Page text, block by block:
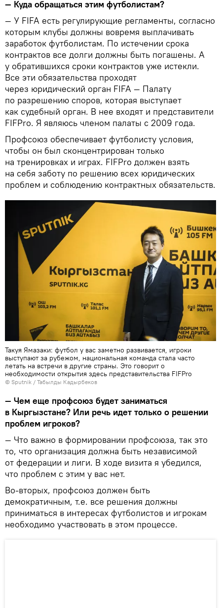
— Куда обращаться этим футболистам?
— У FIFA есть регулирующие регламенты, согласно
которым клубы должны вовремя выплачивать
заработок футболистам. По истечении срока
контрактов все долги должны быть погашены. А
у обратившихся сроки контрактов уже истекли.
Все эти обязательства проходят
через юридический орган FIFA — Палату
по разрешению споров, которая выступает
как судебный орган. В нее входят и представители
FIFPro. Я являюсь членом палаты с 2009 года.
Профсоюз обеспечивает футболисту условия,
чтобы он был сконцентрирован только
на тренировках и играх. FIFPro должен взять
на себя заботу по решению всех юридических
проблем и соблюдению контрактных обязательств.
Такуя Ямазаки: футбол у вас заметно развивается, игроки
выступают за рубежом, национальная команда стала часто
летать на встречи в другие страны. Это говорит о
необходимости открытия здесь представительства FIFPro
© Sputnik / Табылды Кадырбеков
— Чем еще профсоюз будет заниматься
в Кыргызстане? Или речь идет только о решении
проблем игроков?
— Что важно в формировании профсоюза, так это
то, что организация должна быть независимой
от федерации и лиги. В ходе визита я убедился,
что проблем с этим у вас нет.
Во-вторых, профсоюз должен быть
демократичным, т.е. все решения должны
приниматься в интересах футболистов и игрокам
необходимо участвовать в этом процессе.